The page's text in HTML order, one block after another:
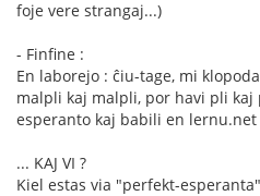
foje vere strangaj...)
- Finfine :
En laborejo : ĉiu-tage, mi
malpli kaj malpli, por havi pli
esperanto kaj babili en lernu.net
... KAJ VI ?
Kiel estas via "perfekt-